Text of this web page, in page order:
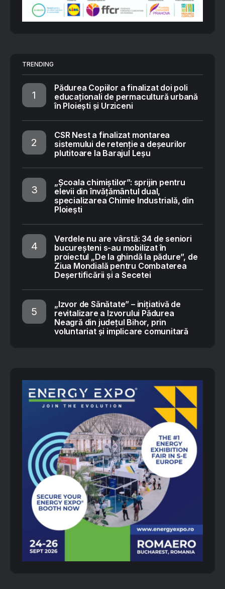
TRENDING
Pădurea Copiilor a finalizat doi poli
educaționali de permacultură urbană
în Ploiești și Urziceni
CSR Nest a finalizat montarea
sistemului de retenție a deșeurilor
plutitoare la Barajul Leșu
„Școala chimiștilor”: sprijin pentru
elevii din învățământul dual,
specializarea Chimie Industrială, din
Ploiești
Verdele nu are vârstă: 34 de seniori
bucureșteni s-au mobilizat în
proiectul „De la ghindă la pădure”, de
Ziua Mondială pentru Combaterea
Deșertificării și a Secetei
„Izvor de Sănătate” – inițiativă de
revitalizare a Izvorului Pădurea
Neagră din județul Bihor, prin
voluntariat și implicare comunitară